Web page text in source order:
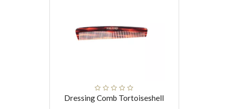
Dressing Comb Tortoiseshell